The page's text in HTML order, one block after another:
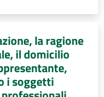
la ragione
il domicilio
i soggetti